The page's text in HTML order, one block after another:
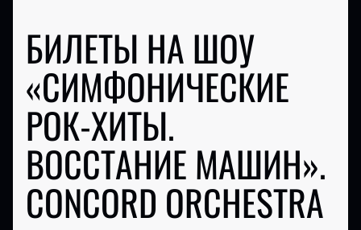
БИЛЕТЫ НА ШОУ
«СИМФОНИЧЕСКИЕ
РОК-ХИТЫ.
ВОССТАНИЕ МАШИН».
CONCORD ORCHESTRA